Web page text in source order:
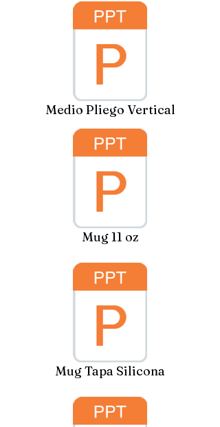
Medio Pliego Vertical
Mug 11 oz
Mug Tapa Silicona